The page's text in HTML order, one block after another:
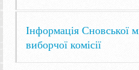
Інформація Сновської
виборчої комісії